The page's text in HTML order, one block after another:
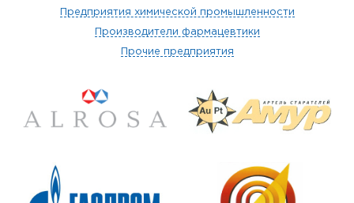
Предприятия химической промышленности
Производители фармацевтики
Прочие предприятия